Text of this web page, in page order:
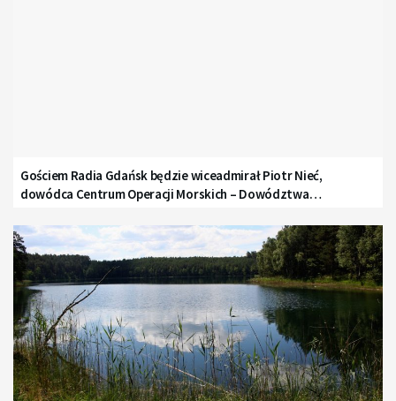
Gościem Radia Gdańsk będzie wiceadmirał Piotr Nieć,
dowódca Centrum Operacji Morskich – Dowództwa